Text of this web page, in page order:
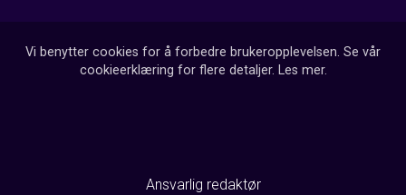
Vi benytter cookies for å forbedre brukeropplevelsen. Se vår
cookieerklæring for flere detaljer. Les mer.
Ansvarlig redaktør